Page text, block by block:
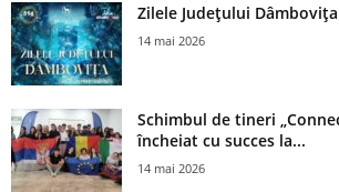
Zilele Județului
14 mai 2026
Schimbul de tineri
încheiat cu succes la...
14 mai 2026